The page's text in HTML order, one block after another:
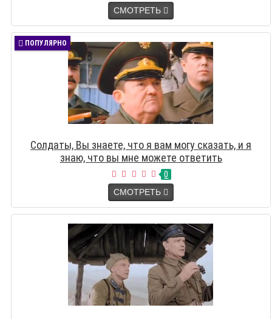
СМОТРЕТЬ
ПОПУЛЯРНО
Солдаты, Вы знаете, что я вам могу сказать, и я
знаю, что вы мне можете ответить
0
СМОТРЕТЬ